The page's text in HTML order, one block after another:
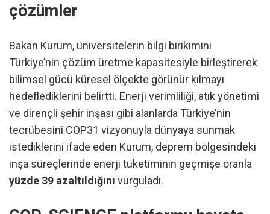
çözümler
Bakan Kurum, üniversitelerin bilgi birikimini
Türkiye’nin çözüm üretme kapasitesiyle birleştirerek
bilimsel gücü küresel ölçekte görünür kılmayı
hedeflediklerini belirtti. Enerji verimliliği, atık yönetimi
ve dirençli şehir inşası gibi alanlarda Türkiye’nin
tecrübesini COP31 vizyonuyla dünyaya sunmak
istediklerini ifade eden Kurum, deprem bölgesindeki
inşa süreçlerinde enerji tüketiminin geçmişe oranla
yüzde 39 azaltıldığını vurguladı.